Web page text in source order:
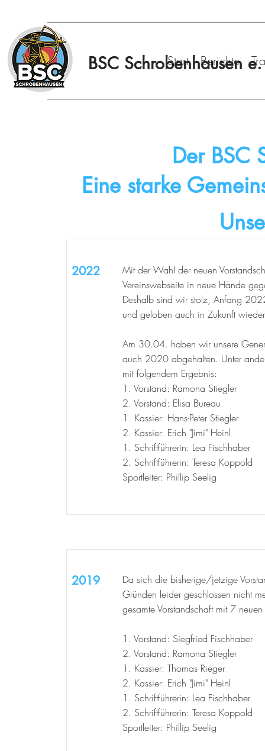
BSC Schrobenhausen
Start Berichte
Der BSC
Eine starke
2022
Mit der Wahl der neuen
Vereinswebseite in neue Hände
Deshalb sind wir stolz, Anfang
und geloben auch in Zukunft
Am 30.04. haben wir unsere
auch 2020 abgehalten. Unter
mit folgendem Ergebnis:
1. Vorstand: Ramona Stiegler
2. Vorstand: Elisa Bureau
1. Kassier: Hans-Peter Stiegler
2. Kassier: Erich "Jimi" Heinl
1. Schriftführerin: Lea Fischhaber
2. Schriftführerin: Teresa Koppold
Sportleiter: Phillip Seelig
2019
Da sich die bisherige/jetzige
Gründen leider geschlossen nicht
gesamte Vorstandschaft mit 7
1. Vorstand: Siegfried Fischhaber
2. Vorstand: Ramona Stiegler
1. Kassier: Thomas Rieger
2. Kassier: Erich "Jimi" Heinl
1. Schriftführerin: Lea Fischhaber
2. Schriftführerin: Teresa Koppold
Sportleiter: Phillip Seelig